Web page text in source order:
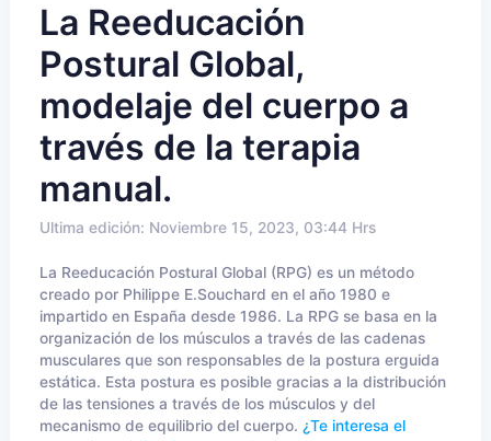
La Reeducación
Postural Global,
modelaje del cuerpo a
través de la terapia
manual.
Ultima edición: Noviembre 15, 2023, 03:44 Hrs
La Reeducación Postural Global (RPG) es un método
creado por Philippe E.Souchard en el año 1980 e
impartido en España desde 1986. La RPG se basa en la
organización de los músculos a través de las cadenas
musculares que son responsables de la postura erguida
estática. Esta postura es posible gracias a la distribución
de las tensiones a través de los músculos y del
mecanismo de equilibrio del cuerpo. ¿Te interesa el